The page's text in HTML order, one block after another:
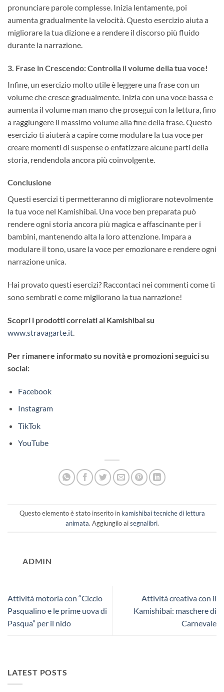
pronunciare parole complesse. Inizia lentamente, poi
aumenta gradualmente la velocità. Questo esercizio aiuta a
migliorare la tua dizione e a rendere il discorso più fluido
durante la narrazione.
3. Frase in Crescendo: Controlla il volume della tua voce!
Infine, un esercizio molto utile è leggere una frase con un
volume che cresce gradualmente. Inizia con una voce bassa e
aumenta il volume man mano che prosegui con la lettura, fino
a raggiungere il massimo volume alla fine della frase. Questo
esercizio ti aiuterà a capire come modulare la tua voce per
creare momenti di suspense o enfatizzare alcune parti della
storia, rendendola ancora più coinvolgente.
Conclusione
Questi esercizi ti permetteranno di migliorare notevolmente
la tua voce nel Kamishibai. Una voce ben preparata può
rendere ogni storia ancora più magica e affascinante per i
bambini, mantenendo alta la loro attenzione. Impara a
modulare il tono, usare la voce per emozionare e rendere ogni
narrazione unica.
Hai provato questi esercizi? Raccontaci nei commenti come ti
sono sembrati e come migliorano la tua narrazione!
Scopri i prodotti correlati al Kamishibai su
www.stravagarte.it.
Per rimanere informato su novità e promozioni seguici su
social:
Facebook
Instagram
TikTok
YouTube
Questo elemento è stato inserito in kamishibai tecniche di lettura
animata. Aggiungilo aisegnalibri.
ADMIN
Attività motoria con “Ciccio
Pasqualino e le prime uova di
Pasqua” per il nido
Attività creativa con il
Kamishibai: maschere di
Carnevale
LATEST POSTS